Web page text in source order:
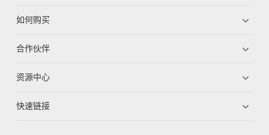
如何购买
合作伙伴
资源中心
快速链接